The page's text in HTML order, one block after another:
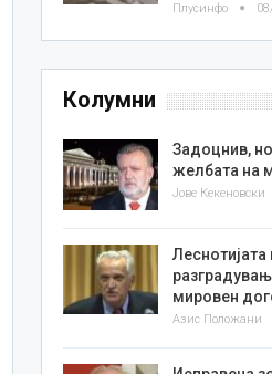
Плусинфо
Колумни
Задоцнив,
желбата на
Јове Кекеновски
Леснотијата
мировен
Азис Положани